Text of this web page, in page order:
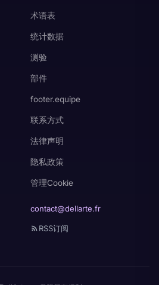
术语表
统计数据
测验
部件
footer.equipe
联系方式
法律声明
隐私政策
管理Cookie
contact@dellarte.fr
RSS订阅